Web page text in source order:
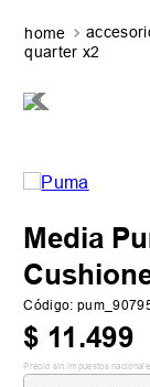
2.
zapatillas
quarter x2
Media
Código:
$ 11.499
Precio sin impuestos